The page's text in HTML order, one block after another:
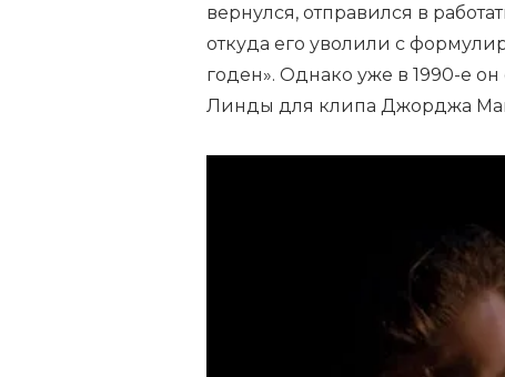
вернулся, отправился в
откуда его уволили с
годен». Однако уже в 1990-е
Линды для клипа Джорджа